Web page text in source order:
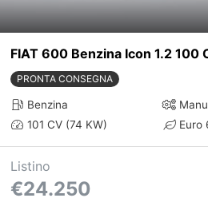
FIAT 600 Benzina Icon 1.2 100
PRONTA CONSEGNA
Benzina
101 CV (74 KW)
Euro
Listino
€24.250